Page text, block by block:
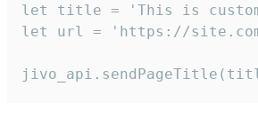
let title = 'This is
let url = 'https://site.com/